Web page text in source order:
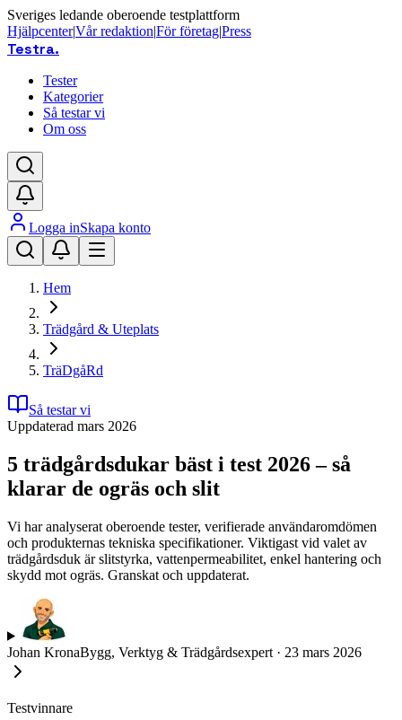
Sveriges ledande oberoende testplattform
Hjälpcenter|Vår redaktion|För företag|Press
Testra.
Tester
Kategorier
Så testar vi
Om oss
Logga inSkapa konto
Hem
Trädgård & Uteplats
TräDgåRd
Så testar vi
Uppdaterad mars 2026
5 trädgårdsdukar bäst i test 2026 – så
klarar de ogräs och slit
Vi har analyserat oberoende tester, verifierade användaromdömen
och produkternas tekniska specifikationer. Viktigast vid valet av
trädgårdsduk är slitstyrka, vattenpermeabilitet, enkel hantering och
skydd mot ogräs. Granskat och uppdaterat.
Johan KronaBygg, Verktyg & Trädgårdsexpert · 23 mars 2026
Testvinnare